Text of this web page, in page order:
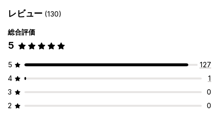
レビュー (130)
総合評価
5
5
127
4
1
3
0
2
0